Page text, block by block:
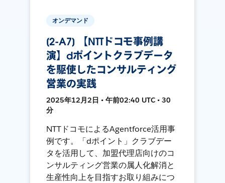
オンデマンド
[2-A7] 【NTTドコモ事例講
演】dポイントクラブデータ
を駆使したコンサルティング
営業の実践
2025年12月2日 • 午前02:40 UTC • 30
分
NTTドコモによるAgentforce活用事
例です。「dポイント」クラブデー
タを活用して、加盟代理店向けのコ
ンサルティング営業の属人化解消と
生産性向上を目指すお取り組みにつ